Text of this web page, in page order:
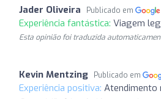
Jader Oliveira Publicado em
Experiência fantástica: Viagem
Esta opinião foi traduzida
Kevin Mentzing Publicado em
Experiência positiva: Atendimento